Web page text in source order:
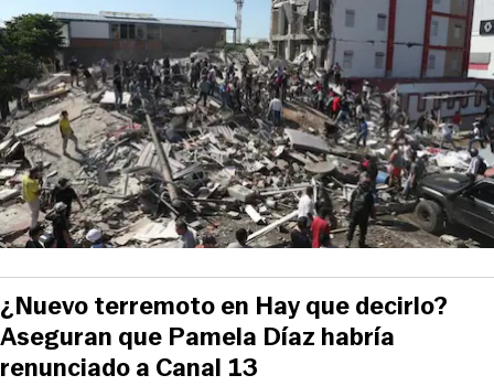
¿Nuevo terremoto en Hay que decirlo?
Aseguran que Pamela Díaz habría
renunciado a Canal 13